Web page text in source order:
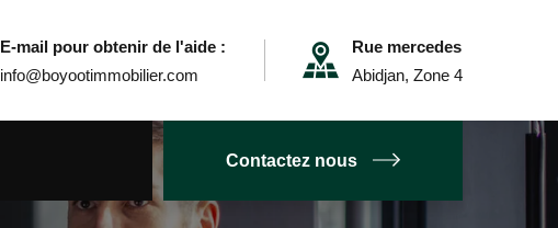
E-mail pour obtenir de l'aide :
info@boyootimmobilier.com
Rue mercedes
Abidjan, Zone 4
Contactez nous